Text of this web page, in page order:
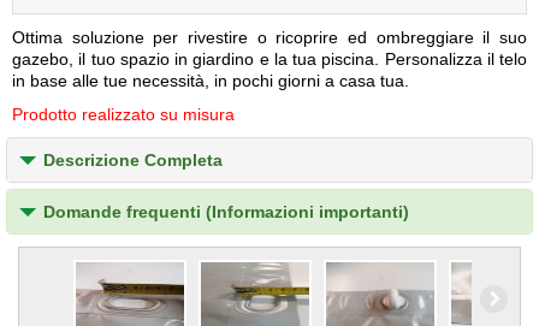
Ottima soluzione per rivestire o ricoprire ed ombreggiare il suo
gazebo, il tuo spazio in giardino e la tua piscina. Personalizza il telo
in base alle tue necessità, in pochi giorni a casa tua.
Prodotto realizzato su misura
Descrizione Completa
Domande frequenti (Informazioni importanti)